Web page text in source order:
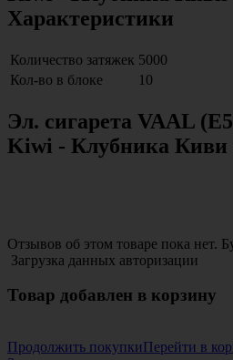
Характеристики
Количество затяжек 5000
Кол-во в блоке
10
Эл. сигарета VAAL
Kiwi - Клубника
Отзывов об этом товаре пока нет.
Загрузка данных авторизации
Товар добавлен в корзину
Продолжить покупкиПерейти в